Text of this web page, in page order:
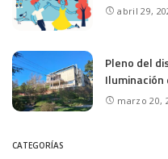
abril 29,
Pleno del
Iluminación
marzo 20,
CATEGORÍAS